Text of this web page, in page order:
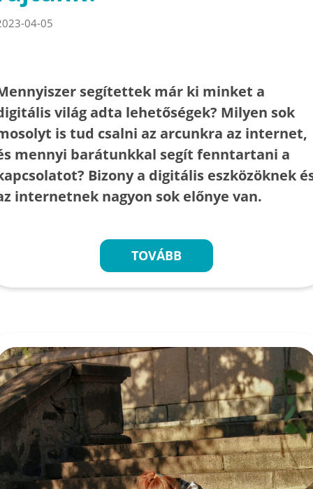
04-05
segítettek már ki minket a
világ adta lehetőségek? Milyen sok
is tud csalni az arcunkra az internet,
mennyi barátunkkal segít fenntartani a
Bizony a digitális eszközöknek
internetnek nagyon sok előnye van.
TOVÁBB